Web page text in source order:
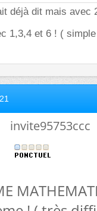
déjà dit mais avec
1,3,4 et 6 ! (
invite95753ccc